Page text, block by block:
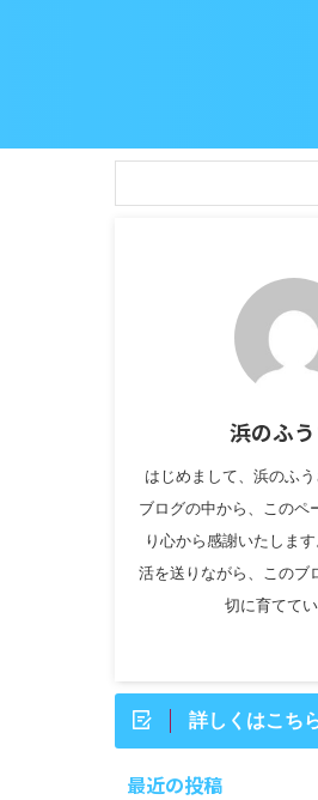
浜のふ
はじめまして、浜のふ
ブログの中から、このペ
り心から感謝いたしま
活を送りながら、このブ
切に育ててい
詳しくはこち
最近の投稿